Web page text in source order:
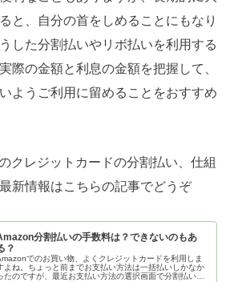
と、自分の首をしめることにもなり
した分割払いやリボ払いを利用する
際の金額と利息の金額を把握して、
ようご利用に留めることをおすすめ
クレジットカードの分割払い、仕組
新情報はこちらの記事でどうぞ
分割払いの手数料は？できないのもあ
？
でのお買い物、よくクレジットカードを利用しま
よね。ちょっと前までお支払い方法は一括払いしかなか
たのですが、最近お支払い方法の選択画面で分割払いや